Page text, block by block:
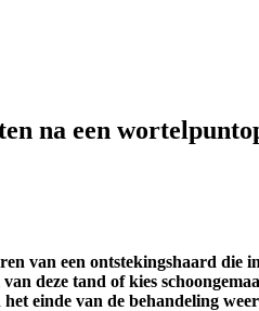
na een
van een ontstekingshaard
deze tand of kies
einde van de behandeling